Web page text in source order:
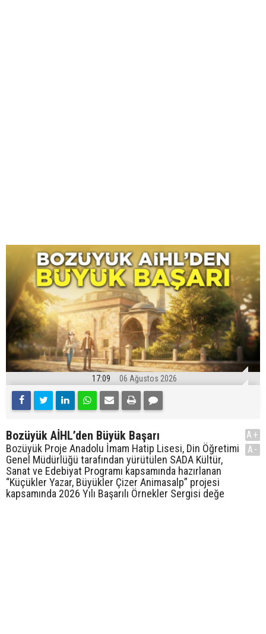
17:09 06 Ağustos 2026
Bozüyük AİHL’den Büyük Başarı
Bozüyük Proje Anadolu İmam Hatip Lisesi, Din Öğretimi
Genel Müdürlüğü tarafından yürütülen SADA Kültür,
Sanat ve Edebiyat Programı kapsamında hazırlanan
“Küçükler Yazar, Büyükler Çizer Animasalp” projesi
kapsamında 2026 Yılı Başarılı Örnekler Sergisi değe
A+
A-